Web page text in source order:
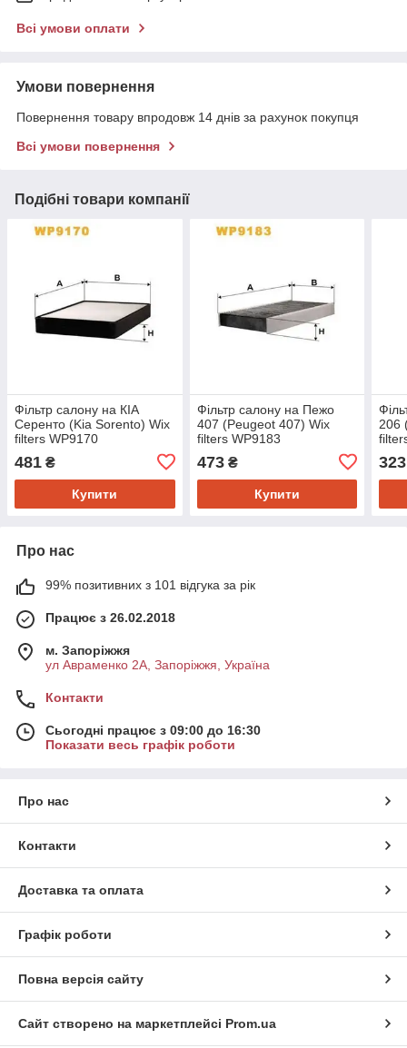
Всі умови оплати
Умови повернення
Повернення товару впродовж 14 днів за рахунок покупця
Всі умови повернення
Подібні товари компанії
Фільтр салону на КІА
Серенто (Kia Sorento) Wix
filters WP9170
481 ₴
Купити
Фільтр салону на Пежо
407 (Peugeot 407) Wix
filters WP9183
473₴
Купити
206
323
Про нас
99% позитивних з 101 відгука за рік
Працює з 26.02.2018
м. Запоріжжя
ул Авраменко 2А, Запоріжжя, Україна
Контакти
Сьогодні працює з 09:00 до 16:30
Показати весь графік роботи
Про нас
Контакти
Доставка та оплата
Графік роботи
Повна версія сайту
Сайт створено на маркетплейсі Prom.ua